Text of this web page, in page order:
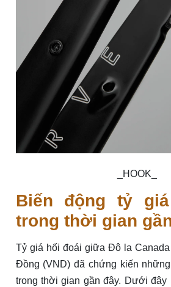
_HOOK_
Biến động tỷ giá
trong thời gian
Tỷ giá hối đoái giữa Đô la
Đồng (VND) đã chứng kiến
trong thời gian gần đây. Dưới đây